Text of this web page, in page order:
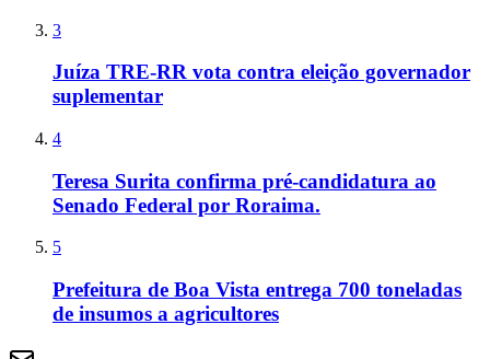
3
Juíza TRE-RR vota contra eleição governador
suplementar
4
Teresa Surita confirma pré-candidatura ao
Senado Federal por Roraima.
5
Prefeitura de Boa Vista entrega 700 toneladas
de insumos a agricultores